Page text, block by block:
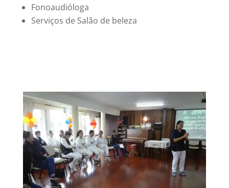
Fonoaudióloga
Serviços de Salão de beleza